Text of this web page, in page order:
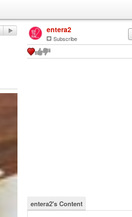
entera2
Subscribe
entera2's Content